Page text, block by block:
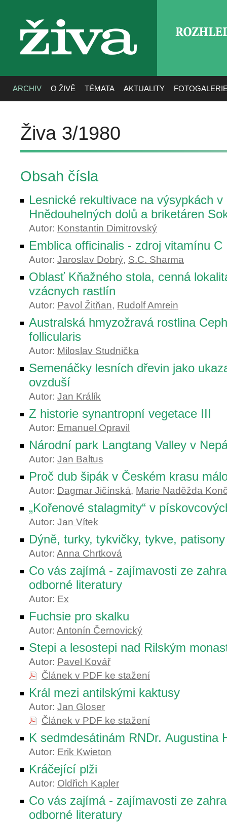
živa
ARCHIV O ŽIVĚ TÉMATA AKTUALITY
Živa 3/1980
Obsah čísla
Lesnické rekultivace na výsypkách v
Hnědouhelných dolů a briketáren
Autor: Konstantin Dimitrovský
Emblica officinalis - zdroj vitamínu C
Autor: Jaroslav Dobrý, S.C. Sharma
Oblasť Kňažného stola, cenná
vzácnych rastlín
Autor: Pavol Žitňan, Rudolf Amrein
Australská hmyzožravá rostlina
follicularis
Autor: Miloslav Studnička
Semenáčky lesních dřevin jako
ovzduší
Autor: Jan Králík
Z historie synantropní vegetace III
Autor: Emanuel Opravil
Národní park Langtang Valley v
Autor: Jan Baltus
Proč dub šipák v Českém krasu
Autor: Dagmar Jičínská, Marie Naděžda
„Kořenové stalagmity“ v
Autor: Jan Vítek
Dýně, turky, tykvičky, tykve, patisony
Autor: Anna Chrtková
Co vás zajímá - zajímavosti ze
odborné literatury
Autor: Ex
Fuchsie pro skalku
Autor: Antonín Černovický
Stepi a lesostepi nad Rilským
Autor: Pavel Kovář
Článek v PDF ke stažení
Král mezi antilskými kaktusy
Autor: Jan Gloser
Článek v PDF ke stažení
K sedmdesátinám RNDr. Augustina
Autor: Erik Kwieton
Kráčející plži
Autor: Oldřich Kapler
Co vás zajímá - zajímavosti ze
odborné literatury